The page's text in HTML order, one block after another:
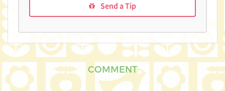
Send a Tip
COMMENT